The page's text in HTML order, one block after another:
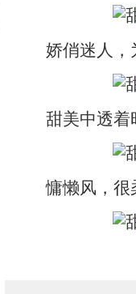
娇俏迷人，为
甜美中透着
慵懒风，很柔